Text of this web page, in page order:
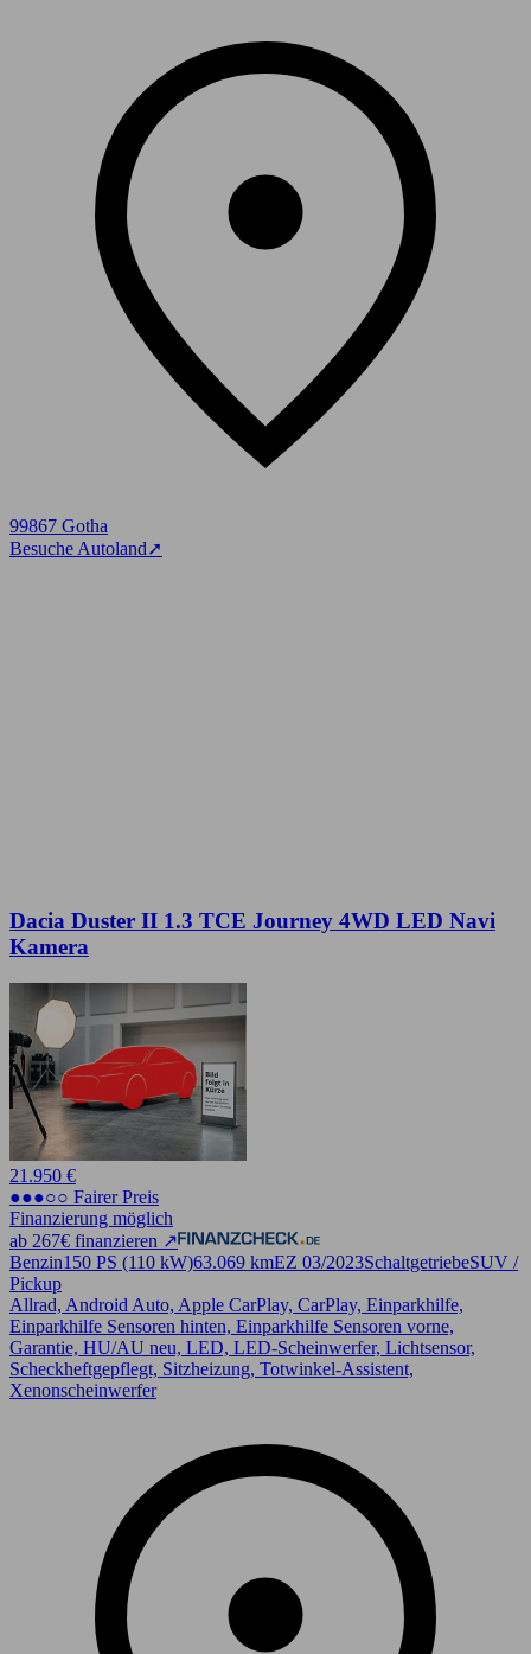
99867 Gotha
Besuche Autoland➚
Dacia Duster II 1.3 TCE Journey 4WD LED Navi
Kamera
21.950 €
●●●○○ Fairer Preis
Finanzierung möglich
ab 267€ finanzieren ↗
Benzin150 PS (110 kW)63.069 kmEZ 03/2023SchaltgetriebeSUV /
Pickup
Allrad, Android Auto, Apple CarPlay, CarPlay, Einparkhilfe,
Einparkhilfe Sensoren hinten, Einparkhilfe Sensoren vorne,
Garantie, HU/AU neu, LED, LED-Scheinwerfer, Lichtsensor,
Scheckheftgepflegt, Sitzheizung, Totwinkel-Assistent,
Xenonscheinwerfer